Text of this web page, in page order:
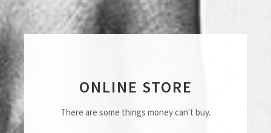
ONLINE STORE
There are some things money can't buy.